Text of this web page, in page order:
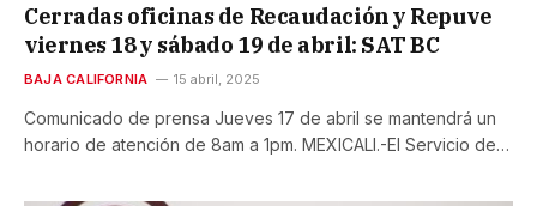
Cerradas oficinas de Recaudación y Repuve
viernes 18 y sábado 19 de abril: SAT BC
BAJA CALIFORNIA 15 abril, 2025
Comunicado de prensa Jueves 17 de abril se mantendrá un
horario de atención de 8am a 1pm. MEXICALI.-El Servicio de…